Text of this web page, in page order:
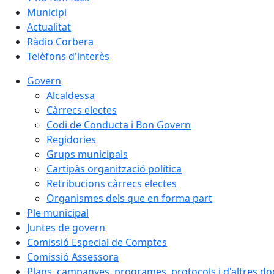
Municipi
Actualitat
Ràdio Corbera
Telèfons d'interès
Govern
Alcaldessa
Càrrecs electes
Codi de Conducta i Bon Govern
Regidories
Grups municipals
Cartipàs organització política
Retribucions càrrecs electes
Organismes dels que en forma part
Ple municipal
Juntes de govern
Comissió Especial de Comptes
Comissió Assessora